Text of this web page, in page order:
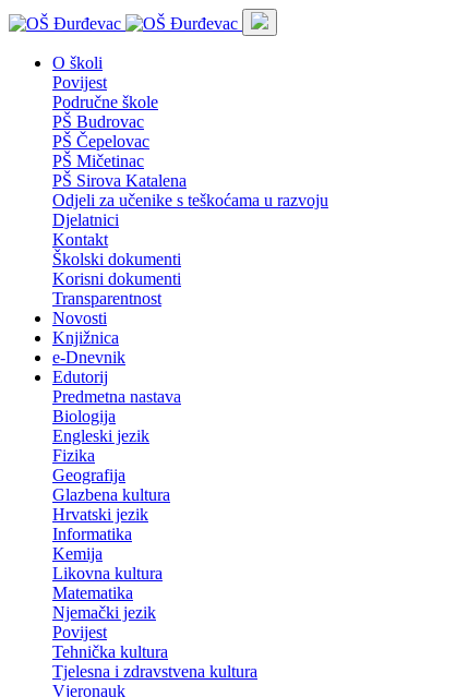
O školi
Povijest
Područne škole
PŠ Budrovac
PŠ Čepelovac
PŠ Mičetinac
PŠ Sirova Katalena
Odjeli za učenike s teškoćama u razvoju
Djelatnici
Kontakt
Školski dokumenti
Korisni dokumenti
Transparentnost
Novosti
Knjižnica
e-Dnevnik
Edutorij
Predmetna nastava
Biologija
Engleski jezik
Fizika
Geografija
Glazbena kultura
Hrvatski jezik
Informatika
Kemija
Likovna kultura
Matematika
Njemački jezik
Povijest
Tehnička kultura
Tjelesna i zdravstvena kultura
Vjeronauk